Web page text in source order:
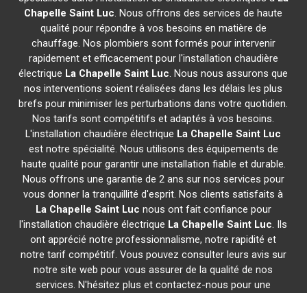
Chapelle Saint Luc. Nous offrons des services de haute
qualité pour répondre à vos besoins en matière de
chauffage. Nos plombiers sont formés pour intervenir
rapidement et efficacement pour l'installation chaudière
électrique La Chapelle Saint Luc. Nous nous assurons que
nos interventions soient réalisées dans les délais les plus
brefs pour minimiser les perturbations dans votre quotidien.
Nos tarifs sont compétitifs et adaptés à vos besoins.
L'installation chaudière électrique La Chapelle Saint Luc
est notre spécialité. Nous utilisons des équipements de
haute qualité pour garantir une installation fiable et durable.
Nous offrons une garantie de 2 ans sur nos services pour
vous donner la tranquillité d'esprit. Nos clients satisfaits à
La Chapelle Saint Luc nous ont fait confiance pour
l'installation chaudière électrique La Chapelle Saint Luc. Ils
ont apprécié notre professionnalisme, notre rapidité et
notre tarif compétitif. Vous pouvez consulter leurs avis sur
notre site web pour vous assurer de la qualité de nos
services. N'hésitez plus et contactez-nous pour une